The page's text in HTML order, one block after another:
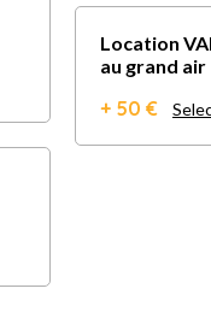
Location
au grand air
+ 50 €